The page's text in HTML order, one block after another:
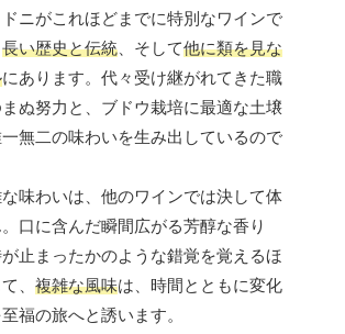
ニがこれほどまでに特別なワインで
長い歴史と伝統 、そして他に類を見な
にあります。代々受け継がれてきた職
ぬ努力と、ブドウ栽培に最適な土壌
無二の味わいを生み出しているので
味わいは、他のワインでは決して体
口に含んだ瞬間広がる芳醇な香り
止まったかのような錯覚を覚えるほ
、 複雑な風味は、時間とともに変化
福の旅へと誘います。